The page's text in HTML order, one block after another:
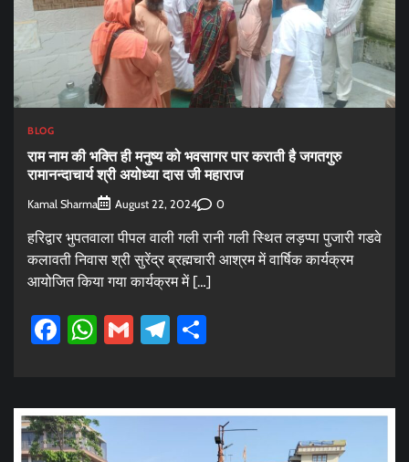
BLOG
राम नाम की भक्ति ही मनुष्य को भवसागर पार कराती है जगतगुरु
रामानन्दाचार्य श्री अयोध्या दास जी महाराज
Kamal Sharma August 22, 2024 0
हरिद्वार भुपतवाला पीपल वाली गली रानी गली स्थित लड़प्पा पुजारी गडवे
कलावती निवास श्री सुरेंद्र ब्रह्मचारी आश्रम में वार्षिक कार्यक्रम
आयोजित किया गया कार्यक्रम में […]
Facebook
WhatsApp
GmailTelegram